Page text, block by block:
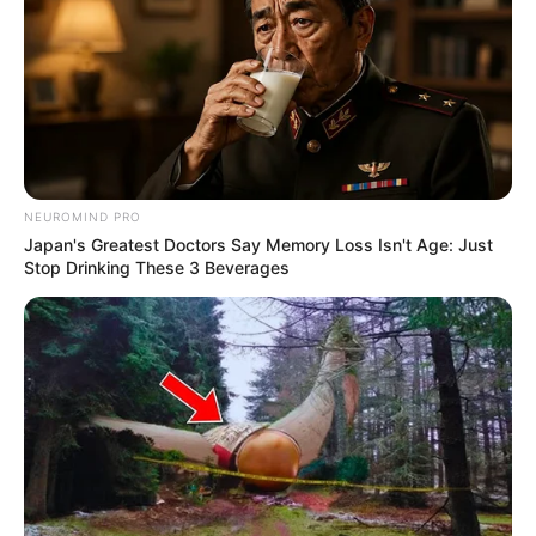
ПОДІЇ
До $20 тисяч за «списання»: на
Закарпатті розслідують схему з
військовозобов’язаними —
підозри отримали екскерівники
Мукачівського ТЦК
СЕР 7, 2026
Залишити відповідь
Щоб відправити коментар вам необхідно
авторизуватись .
Погода
NEUROMIND PRO
Japan's Greatest Doctors Say Memory Loss Isn't Age: Just
Stop Drinking These 3 Beverages